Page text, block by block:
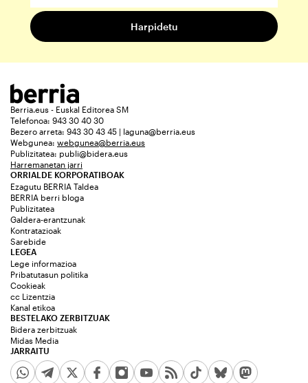
Berria.eus - Euskal Editorea SM
Telefonoa: 943 30 40 30
Bezero arreta: 943 30 43 45 | laguna@berria.eus
Webgunea: webgunea@berria.eus
Publizitatea: publi@bidera.eus
Harremanetan jarri
ORRIALDE KORPORATIBOAK
Ezagutu BERRIA Taldea
BERRIA berri bloga
Publizitatea
Galdera-erantzunak
Kontratazioak
Sarebide
JARRAITU
LEGEA
Lege informazioa
Pribatutasun politika
Cookieak
cc Lizentzia
Kanal etikoa
BESTELAKO ZERBITZUAK
Bidera zerbitzuak
Midas Media